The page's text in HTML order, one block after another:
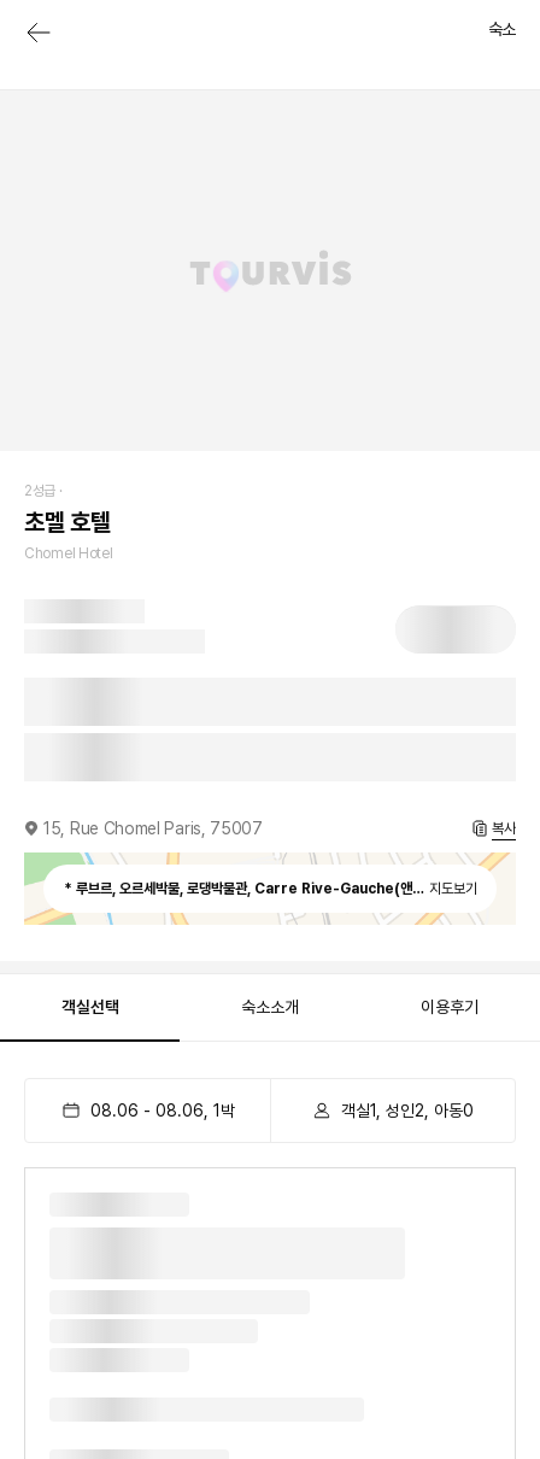
숙소
2성급 ·
초멜 호텔
Chomel Hotel
15, Rue Chomel Paris, 75007 복사
* 루브르, 오르세박물, 로댕박물관, Carre Rive-Gauche(앤티크 샵), Quais가 호텔
지도보기
객실선택 숙소소개 이용후기
08.06 - 08.06 1 박 객실1, 성인2, 아동0